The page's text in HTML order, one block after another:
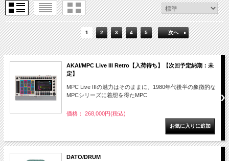
1 2 3 4 5 次へ
AKAI/MPC Live III Retro【入荷待ち】【次回予定納期：未
定】
MPC Live IIIの魅力はそのままに、1980年代後半の象徴的な
MPCシリーズに着想を得たMPC
価格： 268,000円(税込)
DATO/DRUM